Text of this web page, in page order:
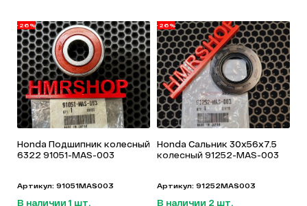
-26%
Honda Подшипник колесный
6322 91051-MAS-003
Артикул: 91051MAS003
В наличии 1 шт.
-26%
Honda Сальник 30х56х7.5
колесный 91252-MAS-003
Артикул: 91252MAS003
В наличии 2 шт.